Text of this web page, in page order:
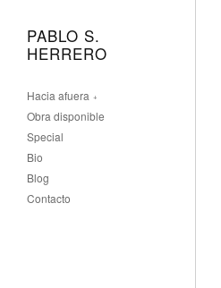
PABLO S.
HERRERO
Hacia afuera
Obra disponible
Special
Bio
Blog
Contacto